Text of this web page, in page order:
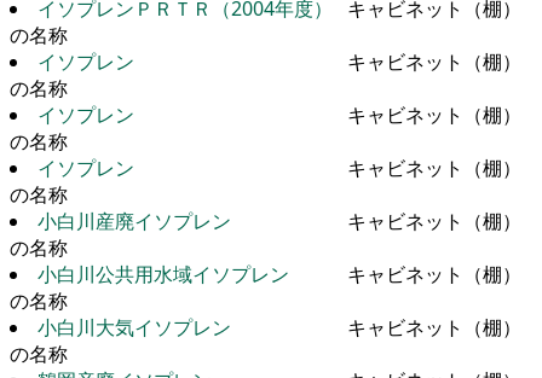
イソプレンＰＲＴＲ（2004年度）
キャビネット（棚）
の名称
イソプレン
キャビネット（棚）
の名称
イソプレン
キャビネット（棚）
の名称
イソプレン
キャビネット（棚）
の名称
小白川産廃イソプレン
キャビネット（棚）
の名称
小白川公共用水域イソプレン
キャビネット（棚）
の名称
小白川大気イソプレン
キャビネット（棚）
の名称